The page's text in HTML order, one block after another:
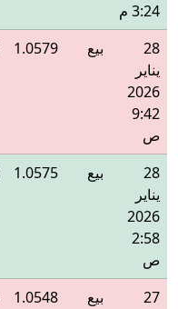
3:24 م
28
يناير
2026
9:42
ص
بيع 1.0579
28
يناير
2026
2:58
ص
بيع 1.0575
27
بيع 1.0548